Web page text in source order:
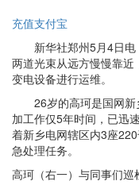
充值支付宝
新华社郑州5月4日电
两道光束从远方慢慢靠
变电设备进行运维。
26岁的高珂是国网新
加工作仅5年时间，已迅
着新乡电网辖区内3座
急处理任务。
高珂（右一）与同事们